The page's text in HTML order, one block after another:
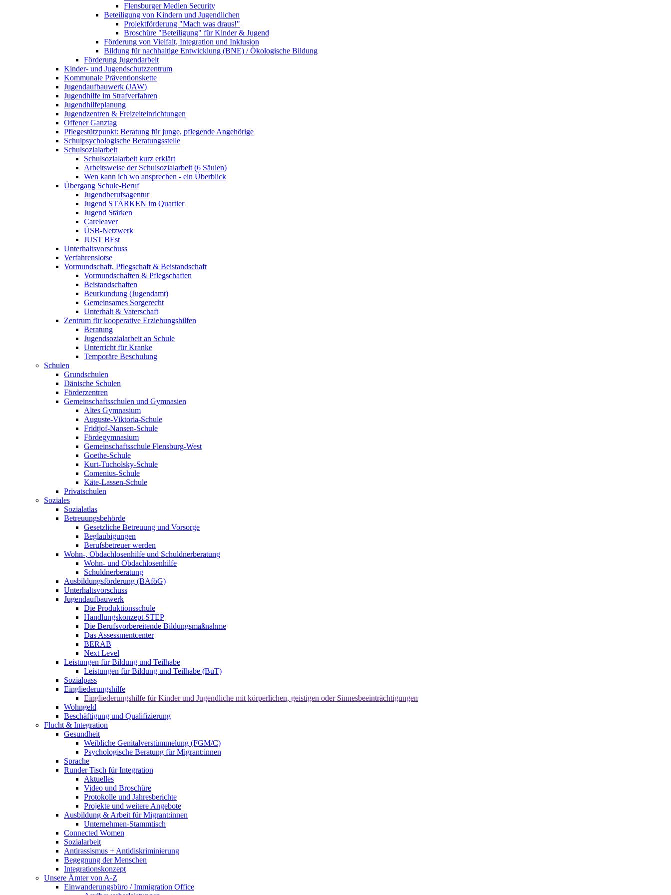
Flensburger Medien Security
Beteiligung von Kindern und Jugendlichen
Projektförderung "Mach was draus!"
Broschüre "Beteiligung" für Kinder & Jugend
Förderung von Vielfalt, Integration und Inklusion
Bildung für nachhaltige Entwicklung (BNE) / Ökologische Bildung
Förderung Jugendarbeit
Kinder- und Jugendschutzzentrum
Kommunale Präventionskette
Jugendaufbauwerk (JAW)
Jugendhilfe im Strafverfahren
Jugendhilfeplanung
Jugendzentren & Freizeiteinrichtungen
Offener Ganztag
Pflegestützpunkt: Beratung für junge, pflegende Angehörige
Schulpsychologische Beratungsstelle
Schulsozialarbeit
Schulsozialarbeit kurz erklärt
Arbeitsweise der Schulsozialarbeit (6 Säulen)
Wen kann ich wo ansprechen - ein Überblick
Übergang Schule-Beruf
Jugendberufsagentur
Jugend STÄRKEN im Quartier
Jugend Stärken
Careleaver
ÜSB-Netzwerk
JUST BEst
Unterhaltsvorschuss
Verfahrenslotse
Vormundschaft, Pflegschaft & Beistandschaft
Vormundschaften & Pflegschaften
Beistandschaften
Beurkundung (Jugendamt)
Gemeinsames Sorgerecht
Unterhalt & Vaterschaft
Zentrum für kooperative Erziehungshilfen
Beratung
Jugendsozialarbeit an Schule
Unterricht für Kranke
Temporäre Beschulung
Schulen
Grundschulen
Dänische Schulen
Förderzentren
Gemeinschaftsschulen und Gymnasien
Altes Gymnasium
Auguste-Viktoria-Schule
Fridtjof-Nansen-Schule
Fördegymnasium
Gemeinschaftsschule Flensburg-West
Goethe-Schule
Kurt-Tucholsky-Schule
Comenius-Schule
Käte-Lassen-Schule
Privatschulen
Soziales
Sozialatlas
Betreuungsbehörde
Gesetzliche Betreuung und Vorsorge
Beglaubigungen
Berufsbetreuer werden
Wohn-, Obdachlosenhilfe und Schuldnerberatung
Wohn- und Obdachlosenhilfe
Schuldnerberatung
Ausbildungsförderung (BAföG)
Unterhaltsvorschuss
Jugendaufbauwerk
Die Produktionsschule
Handlungskonzept STEP
Die Berufsvorbereitende Bildungsmaßnahme
Das Assessmentcenter
BERAB
Next Level
Leistungen für Bildung und Teilhabe
Leistungen für Bildung und Teilhabe (BuT)
Sozialpass
Eingliederungshilfe
Eingliederungshilfe für Kinder und Jugendliche mit körperlichen, geistigen oder Sinnesbeeinträchtigungen
Wohngeld
Beschäftigung und Qualifizierung
Flucht & Integration
Gesundheit
Weibliche Genitalverstümmelung (FGM/C)
Psychologische Beratung für Migrant:innen
Sprache
Runder Tisch für Integration
Aktuelles
Video und Broschüre
Protokolle und Jahresberichte
Projekte und weitere Angebote
Ausbildung & Arbeit für Migrant:innen
Unternehmen-Stammtisch
Connected Women
Sozialarbeit
Antirassismus + Antidiskriminierung
Begegnung der Menschen
Integrationskonzept
Unsere Ämter von A-Z
Einwanderungsbüro / Immigration Office